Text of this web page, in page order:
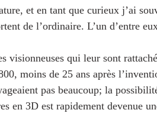
et en tant que curieux j’ai
de l’ordinaire. L’un d’entre
visionneuses qui leur sont
moins de 25 ans après
pas beaucoup; la
en 3D est rapidement devenue